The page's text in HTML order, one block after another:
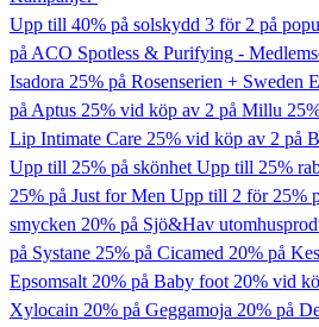
Upp till 40% på solskydd 3 för 2 på
på ACO Spotless & Purifying -
Isadora 25% på Rosenserien + Sweden
på Aptus 25% vid köp av 2 på Millu
Lip Intimate Care 25% vid köp av 2 på
Upp till 25% på skönhetUpp till 25%
25% på Just for Men Upp till 2 för 25%
smycken 20% på Sjö&Hav
på Systane 25% på Cicamed 20% på
Epsomsalt20% på Baby foot20% vid
Xylocain 20% på Geggamoja 20% på